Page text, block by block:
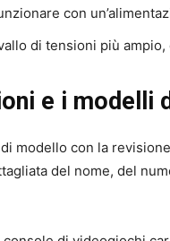
con
di tensioni più ampio,
e i modelli
modello con la
del nome, del